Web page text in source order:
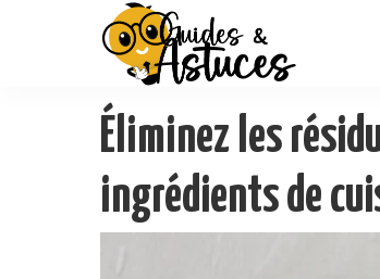
Éliminez les
ingrédients de